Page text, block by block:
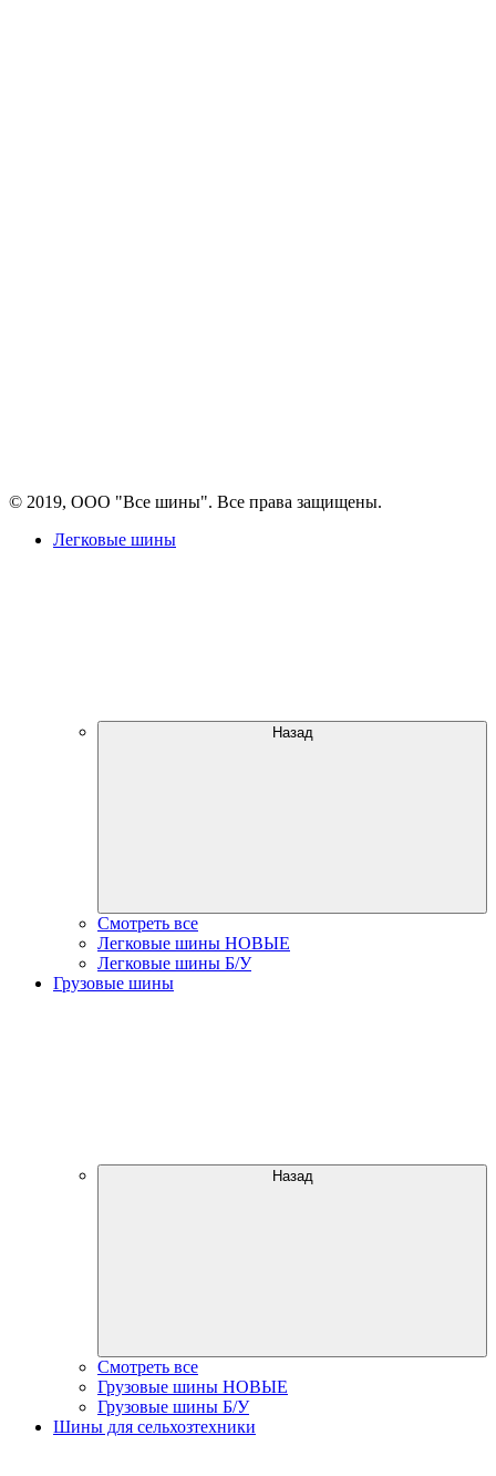
© 2019, ООО "Все шины". Все права защищены.
Легковые шины
Назад
Смотреть все
Легковые шины НОВЫЕ
Легковые шины Б/У
Грузовые шины
Назад
Смотреть все
Грузовые шины НОВЫЕ
Грузовые шины Б/У
Шины для сельхозтехники